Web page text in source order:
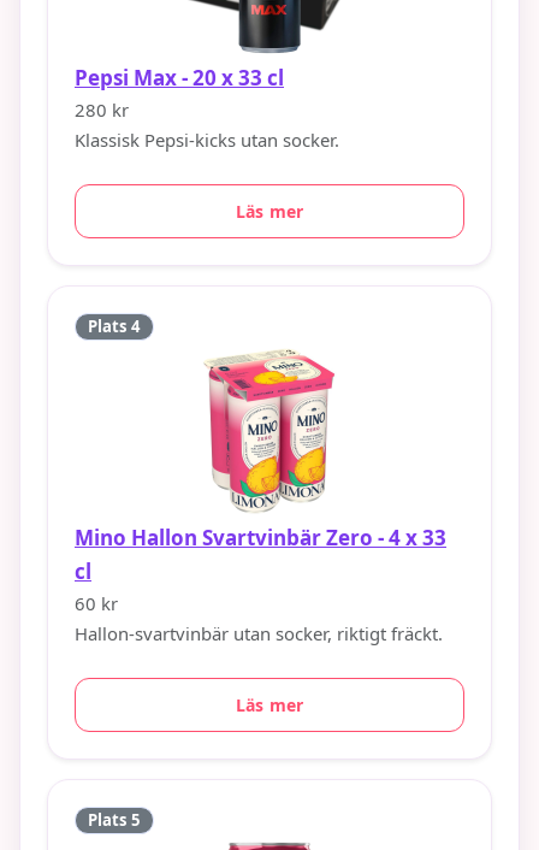
Pepsi Max - 20 x 33 cl
280 kr
Klassisk Pepsi‑kicks utan socker.
Läs mer
Plats 4
Mino Hallon Svartvinbär Zero - 4 x 33
cl
60 kr
Hallon-svartvinbär utan socker, riktigt fräckt.
Läs mer
Plats 5